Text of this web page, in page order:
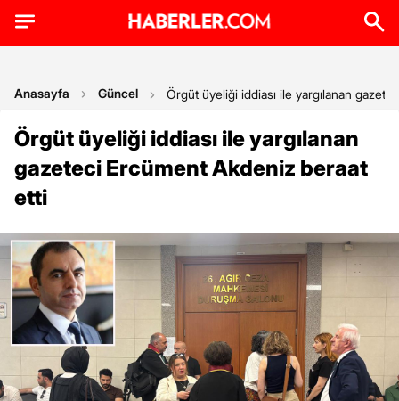
Anasayfa Güncel Örgüt üyeliği iddiası ile yargılanan
Örgüt üyeliği iddiası ile yargılanan
gazeteci Ercüment Akdeniz beraat
etti